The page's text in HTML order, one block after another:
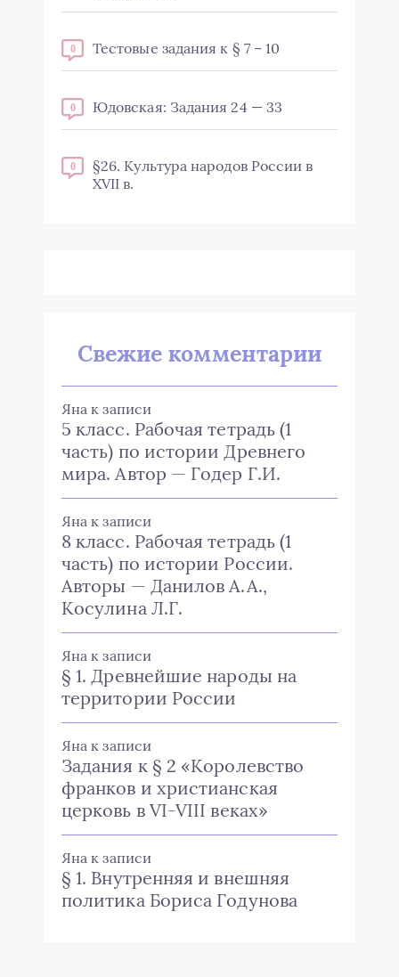
0 Тестовые задания к § 7 – 10
0 Юдовская: Задания 24 — 33
0
§26. Культура народов России в
XVII в.
Свежие комментарии
Яна к записи
5 класс. Рабочая тетрадь (1
часть) по истории Древнего
мира. Автор — Годер Г.И.
Яна к записи
8 класс. Рабочая тетрадь (1
часть) по истории России.
Авторы — Данилов А.А.,
Косулина Л.Г.
Яна к записи
§ 1. Древнейшие народы на
территории России
Яна к записи
Задания к § 2 «Королевство
франков и христианская
церковь в VI-VIII веках»
Яна к записи
§ 1. Внутренняя и внешняя
политика Бориса Годунова